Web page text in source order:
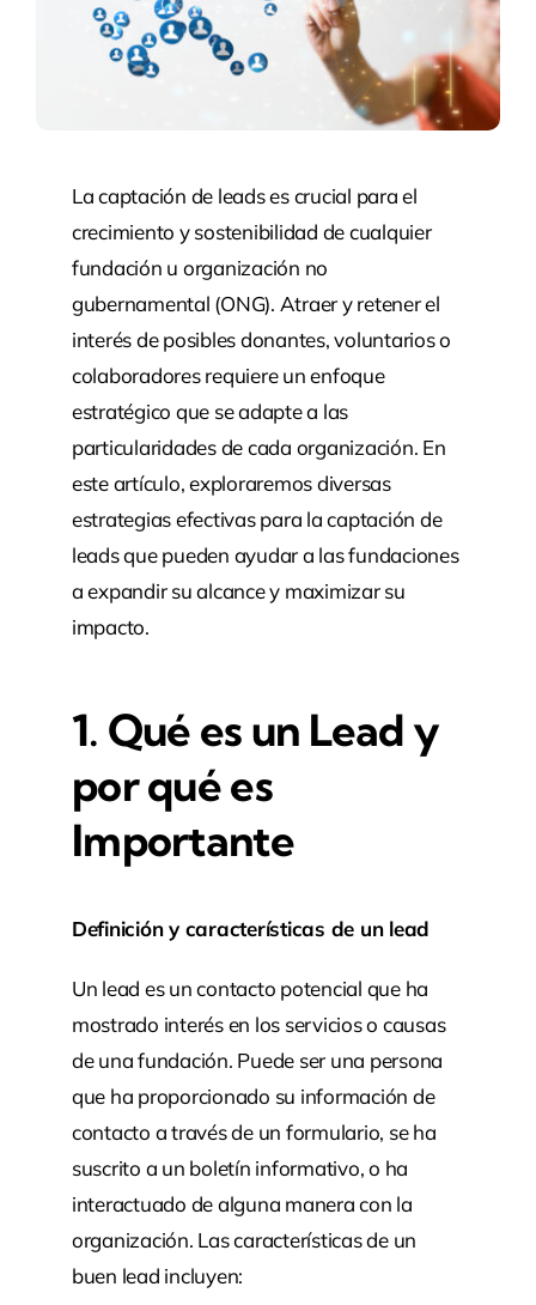
La captación de leads es crucial para el
crecimiento y sostenibilidad de cualquier
fundación u organización no
gubernamental (ONG). Atraer y retener el
interés de posibles donantes, voluntarios o
colaboradores requiere un enfoque
estratégico que se adapte a las
particularidades de cada organización. En
este artículo, exploraremos diversas
estrategias efectivas para la captación de
leads que pueden ayudar a las fundaciones
a expandir su alcance y maximizar su
impacto.
1. Qué es un Lead y
por qué es
Importante
Definición y características de un lead
Un lead es un contacto potencial que ha
mostrado interés en los servicios o causas
de una fundación. Puede ser una persona
que ha proporcionado su información de
contacto a través de un formulario, se ha
suscrito a un boletín informativo, o ha
interactuado de alguna manera con la
organización. Las características de un
buen lead incluyen: